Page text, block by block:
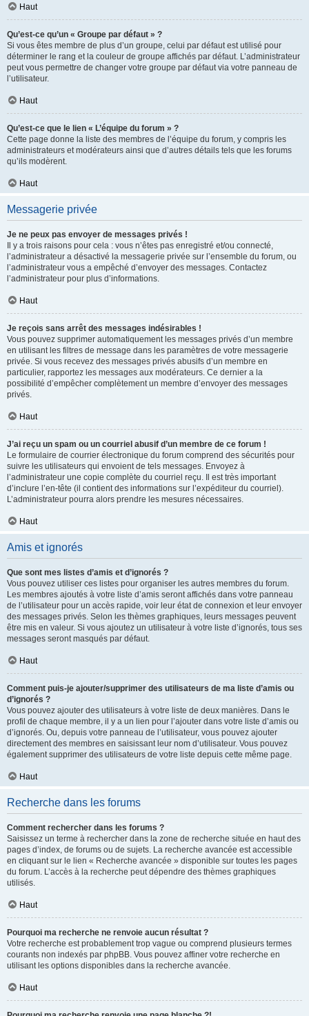
Haut
Qu’est-ce qu’un « Groupe par défaut » ?
Si vous êtes membre de plus d’un groupe, celui par défaut est utilisé pour
déterminer le rang et la couleur de groupe affichés par défaut. L’administrateur
peut vous permettre de changer votre groupe par défaut via votre panneau de
l’utilisateur.
Haut
Qu’est-ce que le lien « L’équipe du forum » ?
Cette page donne la liste des membres de l’équipe du forum, y compris les
administrateurs et modérateurs ainsi que d’autres détails tels que les forums
qu’ils modèrent.
Haut
Messagerie privée
Je ne peux pas envoyer de messages privés !
Il y a trois raisons pour cela : vous n’êtes pas enregistré et/ou connecté,
l’administrateur a désactivé la messagerie privée sur l’ensemble du forum, ou
l’administrateur vous a empêché d’envoyer des messages. Contactez
l’administrateur pour plus d’informations.
Haut
Je reçois sans arrêt des messages indésirables !
Vous pouvez supprimer automatiquement les messages privés d’un membre
en utilisant les filtres de message dans les paramètres de votre messagerie
privée. Si vous recevez des messages privés abusifs d’un membre en
particulier, rapportez les messages aux modérateurs. Ce dernier a la
possibilité d’empêcher complètement un membre d’envoyer des messages
privés.
Haut
J’ai reçu un spam ou un courriel abusif d’un membre de ce forum !
Le formulaire de courrier électronique du forum comprend des sécurités pour
suivre les utilisateurs qui envoient de tels messages. Envoyez à
l’administrateur une copie complète du courriel reçu. Il est très important
d’inclure l’en-tête (il contient des informations sur l’expéditeur du courriel).
L’administrateur pourra alors prendre les mesures nécessaires.
Haut
Amis et ignorés
Que sont mes listes d’amis et d’ignorés ?
Vous pouvez utiliser ces listes pour organiser les autres membres du forum.
Les membres ajoutés à votre liste d’amis seront affichés dans votre panneau
de l’utilisateur pour un accès rapide, voir leur état de connexion et leur envoyer
des messages privés. Selon les thèmes graphiques, leurs messages peuvent
être mis en valeur. Si vous ajoutez un utilisateur à votre liste d’ignorés, tous ses
messages seront masqués par défaut.
Haut
Comment puis-je ajouter/supprimer des utilisateurs de ma liste d’amis ou
d’ignorés ?
Vous pouvez ajouter des utilisateurs à votre liste de deux manières. Dans le
profil de chaque membre, il y a un lien pour l’ajouter dans votre liste d’amis ou
d’ignorés. Ou, depuis votre panneau de l’utilisateur, vous pouvez ajouter
directement des membres en saisissant leur nom d’utilisateur. Vous pouvez
également supprimer des utilisateurs de votre liste depuis cette même page.
Haut
Recherche dans les forums
Comment rechercher dans les forums ?
Saisissez un terme à rechercher dans la zone de recherche située en haut des
pages d’index, de forums ou de sujets. La recherche avancée est accessible
en cliquant sur le lien « Recherche avancée » disponible sur toutes les pages
du forum. L’accès à la recherche peut dépendre des thèmes graphiques
utilisés.
Haut
Pourquoi ma recherche ne renvoie aucun résultat ?
Votre recherche est probablement trop vague ou comprend plusieurs termes
courants non indexés par phpBB. Vous pouvez affiner votre recherche en
utilisant les options disponibles dans la recherche avancée.
Haut